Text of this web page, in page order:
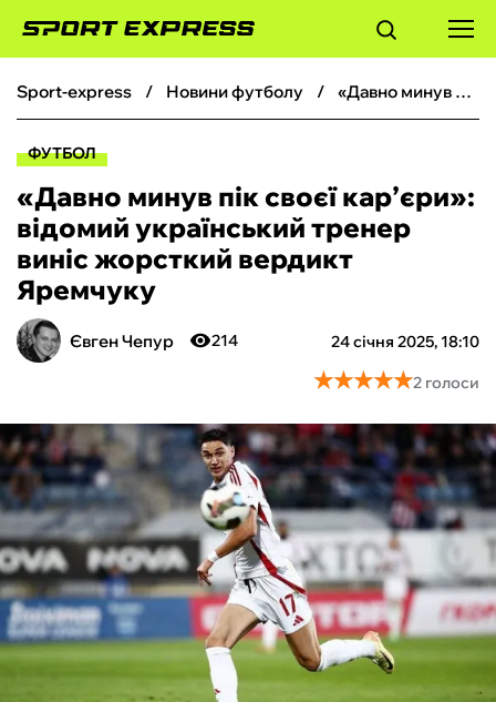
ФУТБОЛ
БОКС
ХОКЕЙ
ТЕНІС
КІБЕРСПОРТ
ЧС-2026
ФУТЗАЛ
ІНШІ
БУКМЕКЕРИ
sport-express новини футболу «‎Давно минув пік своєї кар’єри»: відомий український тренер виніс жорсткий вердикт Яремчуку
ФУТБОЛ
«‎Давно минув пік своєї кар’єри»:
відомий український тренер
виніс жорсткий вердикт
Яремчуку
Євген Чепур 24 січня 2025, 18:10
214
★★★★★
★★★★★2 голоси